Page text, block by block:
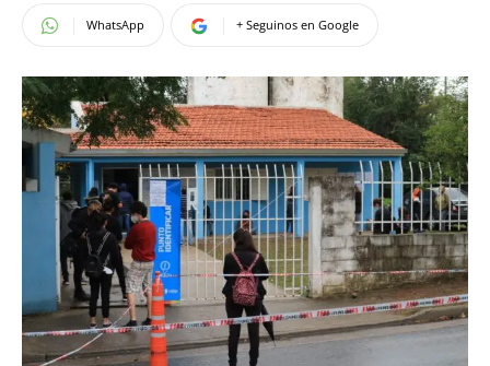
WhatsApp + Seguinos en Google